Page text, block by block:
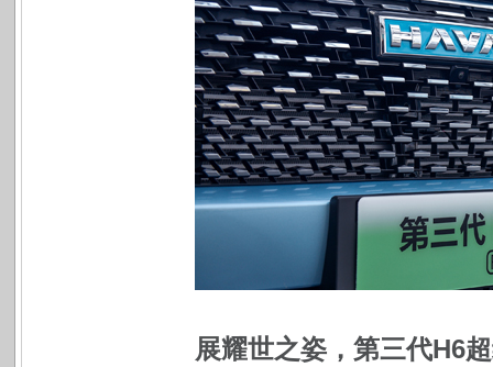
展耀世之姿，第三代H6